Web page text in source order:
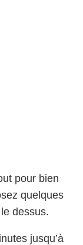
pour bien
quelques
dessus.
jusqu’à